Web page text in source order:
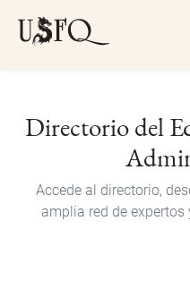
Directorio del
Accede al directorio,
amplia red de